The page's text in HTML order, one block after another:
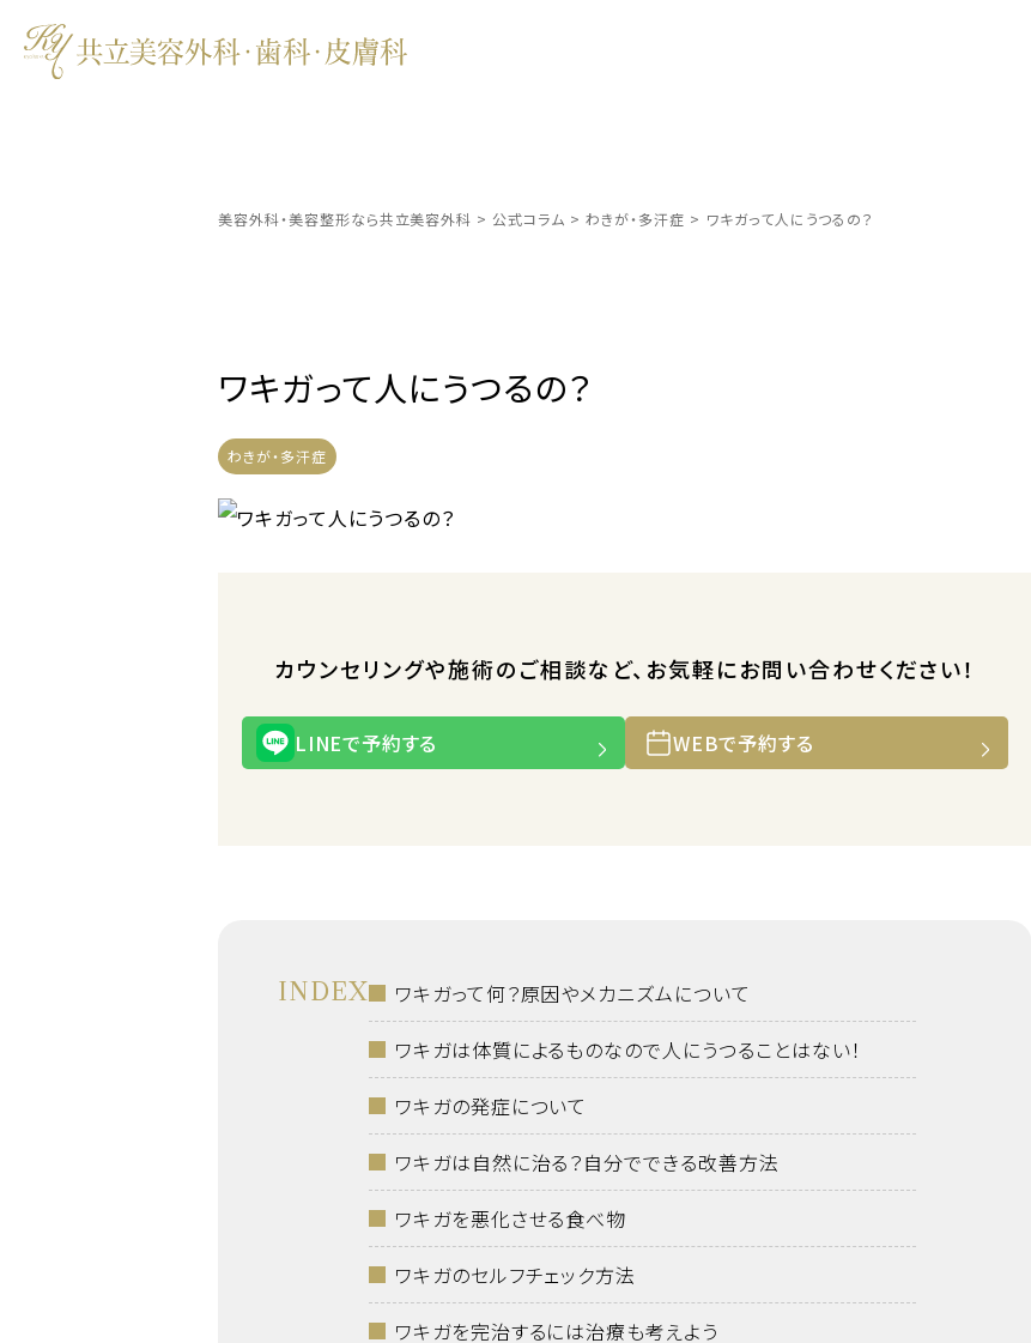
美容外科・美容整形なら共立美容外科 > 公式コラム > わきが・多汗症 > ワキガって人にうつるの？
ワキガって人にうつるの？
わきが・多汗症
カウンセリングや施術のご相談など、お気軽にお問い合わせください！
LINEで予約する WEBで予約する
INDEX
ワキガって何？原因やメカニズムについて
ワキガは体質によるものなので人にうつることはない！
ワキガの発症について
ワキガは自然に治る？自分でできる改善方法
ワキガを悪化させる食べ物
ワキガのセルフチェック方法
ワキガを完治するには治療も考えよう